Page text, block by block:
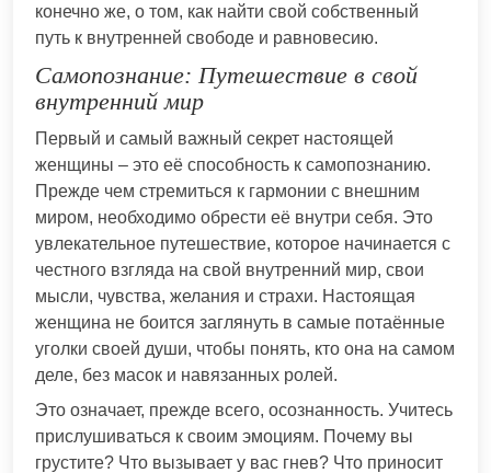
конечно же, о том, как найти свой собственный
путь к внутренней свободе и равновесию.
Самопознание: Путешествие в свой
внутренний мир
Первый и самый важный секрет настоящей
женщины – это её способность к самопознанию.
Прежде чем стремиться к гармонии с внешним
миром, необходимо обрести её внутри себя. Это
увлекательное путешествие, которое начинается с
честного взгляда на свой внутренний мир, свои
мысли, чувства, желания и страхи. Настоящая
женщина не боится заглянуть в самые потаённые
уголки своей души, чтобы понять, кто она на самом
деле, без масок и навязанных ролей.
Это означает, прежде всего, осознанность. Учитесь
прислушиваться к своим эмоциям. Почему вы
грустите? Что вызывает у вас гнев? Что приносит